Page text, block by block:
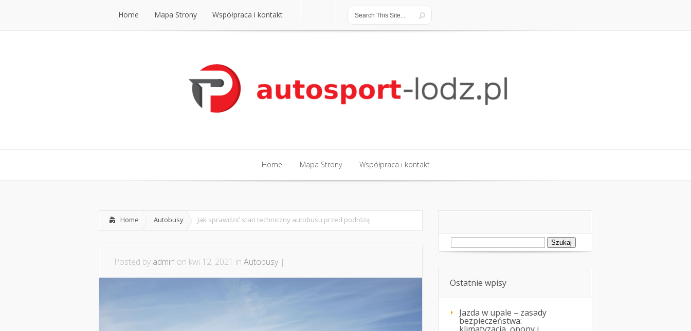
Home Mapa Strony Współpraca i kontakt
Home Mapa Strony Współpraca i kontakt
Home Autobusy Jak sprawdzić stan techniczny autobusu przed podróżą
Posted by admin on kwi 12, 2021 in Autobusy|
Szukaj:
Ostatnie wpisy
Jazda w upale – zasady
bezpieczeństwa: